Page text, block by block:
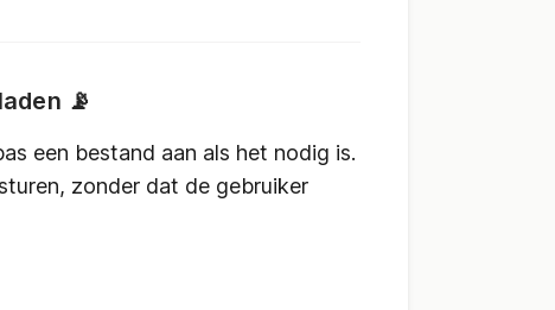
📡
een bestand aan als het nodig is.
zonder dat de gebruiker